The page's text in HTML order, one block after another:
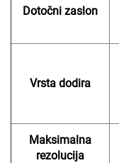
Dotočni zaslon
Vrsta dodira
Maksimalna
rezolucija